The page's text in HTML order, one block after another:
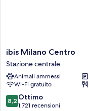
ibis
Milano
Centro
Stazione
centrale
ibis Milano Centro
Stazione centrale
Animali ammessi
Wi-Fi gratuito
8.2
su
8,2 Ottimo
1.721 recensioni